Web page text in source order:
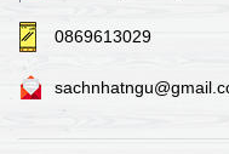
0869613029